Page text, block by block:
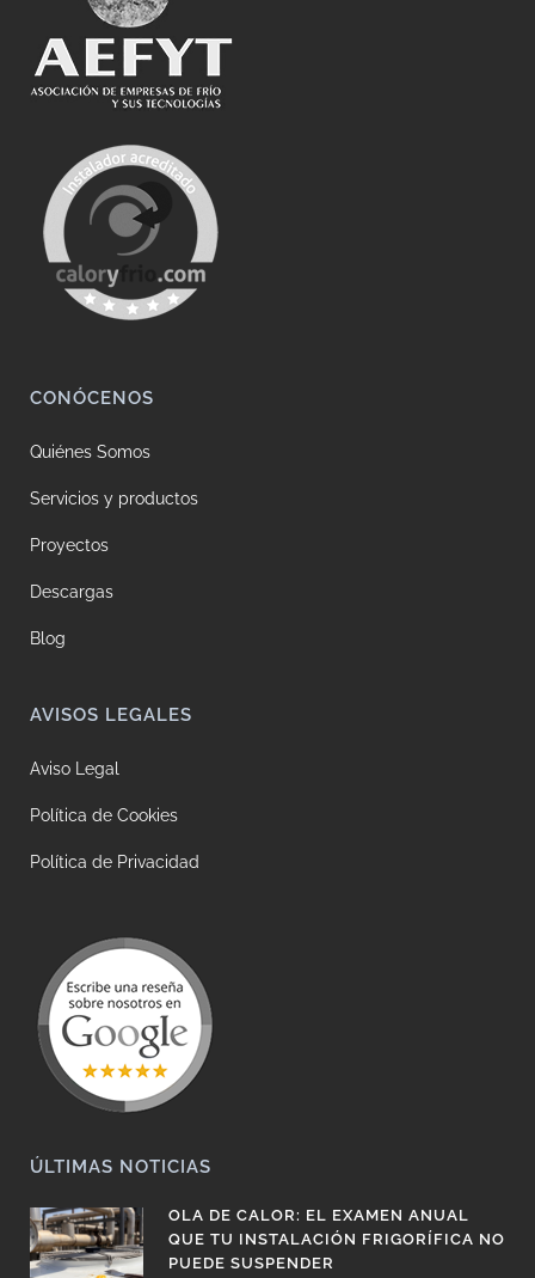
CONÓCENOS
Quiénes Somos
Servicios y productos
Proyectos
Descargas
Blog
AVISOS LEGALES
Aviso Legal
Política de Cookies
Política de Privacidad
ÚLTIMAS NOTICIAS
OLA DE CALOR: EL EXAMEN ANUAL
QUE TU INSTALACIÓN FRIGORÍFICA NO
PUEDE SUSPENDER